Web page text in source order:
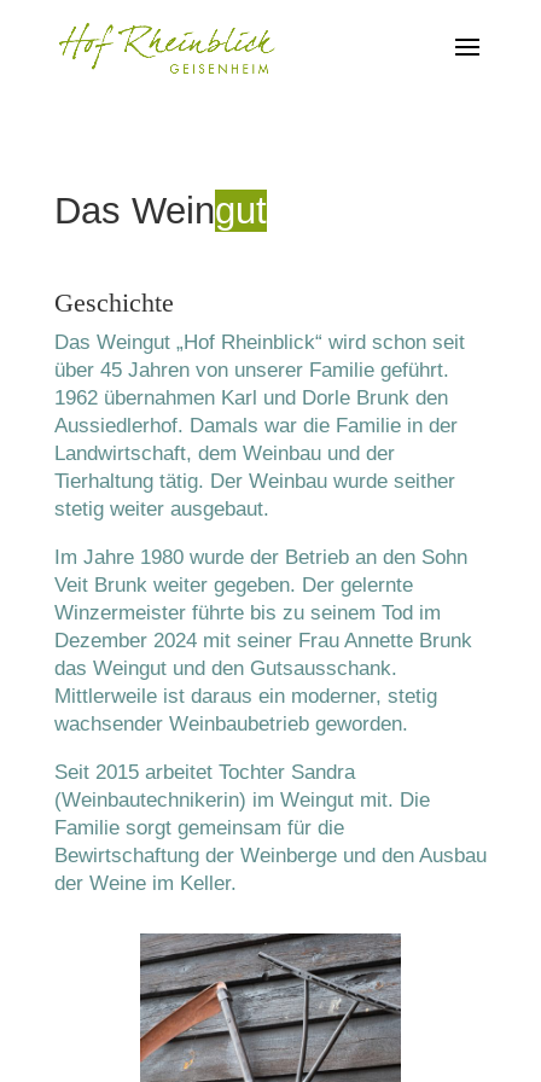
Das Weingut
Geschichte
Das Weingut „Hof Rheinblick“ wird schon seit
über 45 Jahren von unserer Familie geführt.
1962 übernahmen Karl und Dorle Brunk den
Aussiedlerhof. Damals war die Familie in der
Landwirtschaft, dem Weinbau und der
Tierhaltung tätig. Der Weinbau wurde seither
stetig weiter ausgebaut.
Im Jahre 1980 wurde der Betrieb an den Sohn
Veit Brunk weiter gegeben. Der gelernte
Winzermeister führte bis zu seinem Tod im
Dezember 2024 mit seiner Frau Annette Brunk
das Weingut und den Gutsausschank.
Mittlerweile ist daraus ein moderner, stetig
wachsender Weinbaubetrieb geworden.
Seit 2015 arbeitet Tochter Sandra
(Weinbautechnikerin) im Weingut mit. Die
Familie sorgt gemeinsam für die
Bewirtschaftung der Weinberge und den Ausbau
der Weine im Keller.